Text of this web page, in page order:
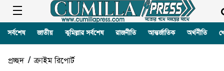
সর্বশেষ জাতীয় কুমিল্লার সর্বশেষ রাজনীতি আন্তর্জাতিক অর্থনীতি
প্রচ্ছদ/ক্রাইম রিপোর্ট